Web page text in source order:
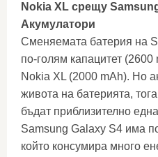
Nokia XL срещу
Акумулатори
Сменяемата батерия на
по-голям капацитет (2600
Nokia XL (2000 mAh). Но
живота на батерията,
бъдат приблизително
Samsung Galaxy S4 има
който консумира много